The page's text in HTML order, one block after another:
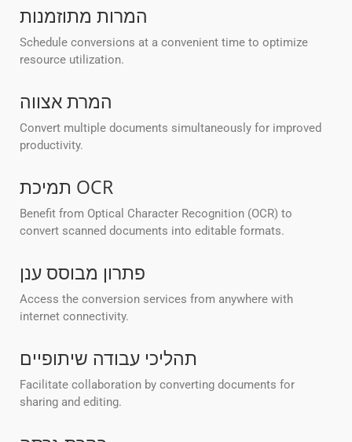
המרות מתוזמנות
Schedule conversions at a convenient time to optimize
resource utilization.
המרת אצווה
Convert multiple documents simultaneously for improved
productivity.
תמיכת OCR
Benefit from Optical Character Recognition (OCR) to
convert scanned documents into editable formats.
פתרון מבוסס ענן
Access the conversion services from anywhere with
internet connectivity.
תהליכי עבודה שיתופיים
Facilitate collaboration by converting documents for
sharing and editing.